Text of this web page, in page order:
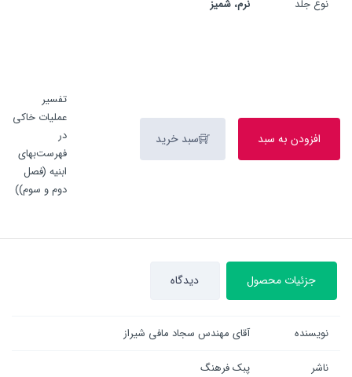
نوع جلد نرم، شمیز
افزودن به سبد سبد خرید
تفسیر
عملیات خاکی
فهرست‌بهای
ابنیه (فصل
دوم و سوم))
جزئیات محصول دیدگاه
نویسنده آقای مهندس سجاد مافی شیراز
ناشر پبک فرهنگ